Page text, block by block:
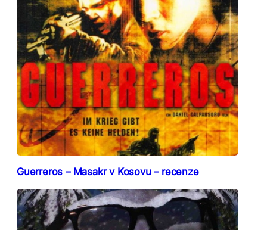
Guerreros – Masakr v Kosovu – recenze